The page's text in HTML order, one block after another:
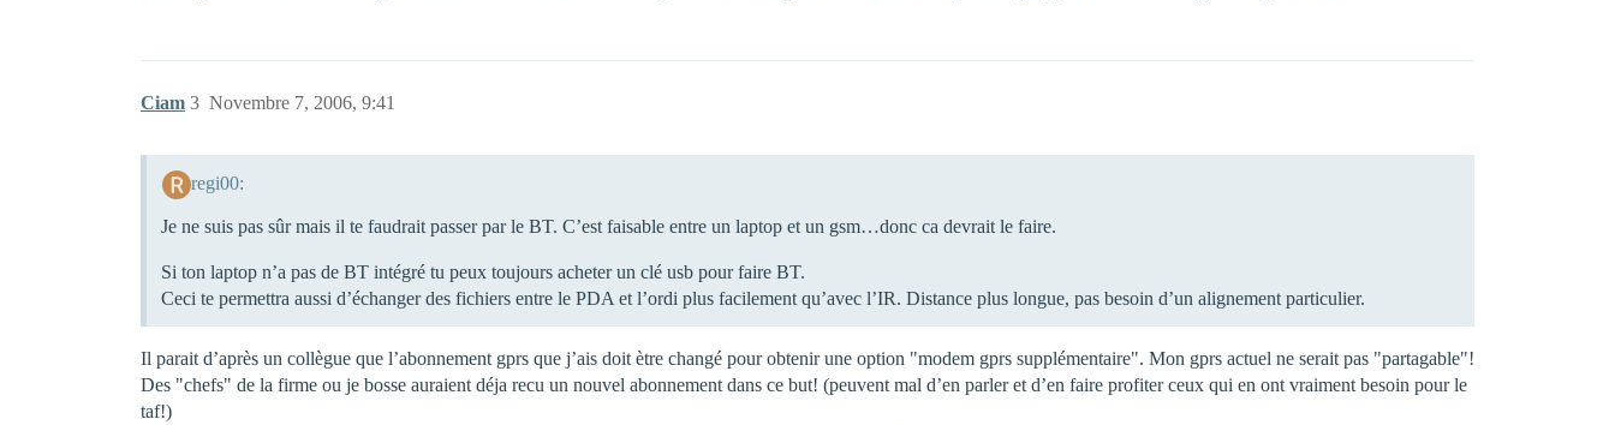
Ciam Novembre 7, 2006, 9:41
3
regi00:
Je ne suis pas sûr mais il te faudrait passer par le BT. C’est faisable entre un laptop et un gsm…donc ca devrait le faire.
Si ton laptop n’a pas de BT intégré tu peux toujours acheter un clé usb pour faire BT.
Ceci te permettra aussi d’échanger des fichiers entre le PDA et l’ordi plus facilement qu’avec l’IR. Distance plus longue, pas besoin d’un alignement particulier.
Il parait d’après un collègue que l’abonnement gprs que j’ais doit ètre changé pour obtenir une option "modem gprs supplémentaire". Mon gprs actuel ne serait pas "partagable"!
Des "chefs" de la firme ou je bosse auraient déja recu un nouvel abonnement dans ce but! (peuvent mal d’en parler et d’en faire profiter ceux qui en ont vraiment besoin pour le
taf!)